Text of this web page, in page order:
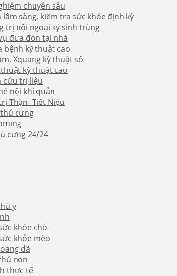
chuyên sâu
lâm sàng, kiểm tra sức khỏe định kỳ
trị nội ngoại ký sinh trùng
đưa đón tại nhà
bệnh kỹ thuật cao
Xquang kỹ thuật số
kỹ thuật cao
cứu trị liệu
nội khí quản
Thận- Tiết Niệu
cưng
cưng 24/24
y
khỏe chó
khỏe mèo
dã
non
thực tế